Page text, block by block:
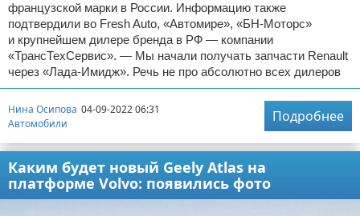
французской марки в России. Информацию также
подтвердили во Fresh Auto, «Автомире», «БН-Моторс»
и крупнейшем дилере бренда в РФ — компании
«ТрансТехСервис». — Мы начали получать запчасти Renault
через «Лада-Имидж». Речь не про абсолютно всех дилеров
Нина Осипова 04-09-2022 06:31
Автомобили
Подробнее
Каким будет новый Geely Atlas на
платформе Volvo: появились фото